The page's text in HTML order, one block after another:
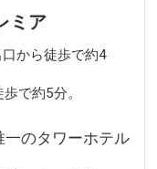
ミア
から徒歩で約4
で約5分。
のタワーホテル